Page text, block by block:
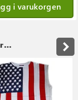
i varukorgen